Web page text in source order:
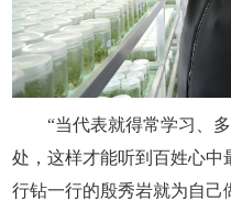
“当代表就得常学习、多
处，这样才能听到百姓心中
行钻一行的殷秀岩就为自己